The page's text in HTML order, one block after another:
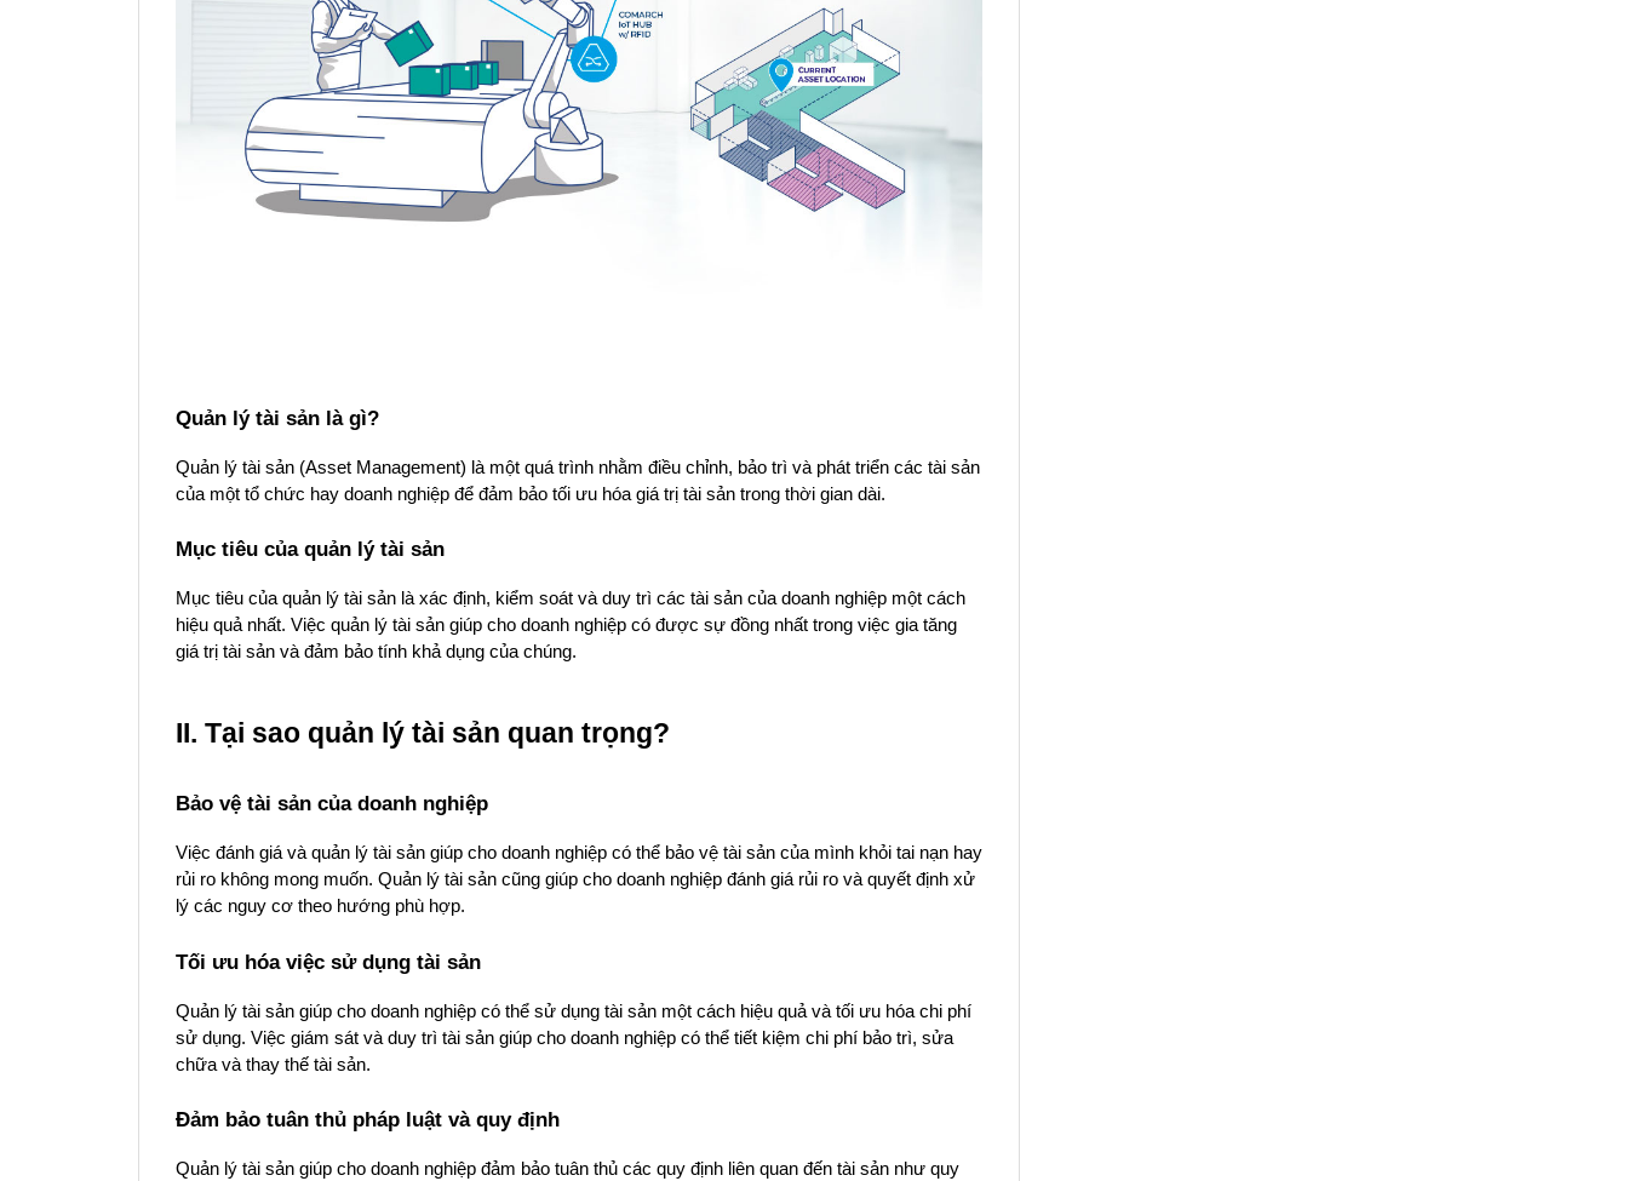
Quản lý tài sản là gì?
Quản lý tài sản (Asset Management) là một quá trình nhằm điều chỉnh, bảo trì và phát triển các tài sản
của một tổ chức hay doanh nghiệp để đảm bảo tối ưu hóa giá trị tài sản trong thời gian dài.
Mục tiêu của quản lý tài sản
Mục tiêu của quản lý tài sản là xác định, kiểm soát và duy trì các tài sản của doanh nghiệp một cách
hiệu quả nhất. Việc quản lý tài sản giúp cho doanh nghiệp có được sự đồng nhất trong việc gia tăng
giá trị tài sản và đảm bảo tính khả dụng của chúng.
II. Tại sao quản lý tài sản quan trọng?
Bảo vệ tài sản của doanh nghiệp
Việc đánh giá và quản lý tài sản giúp cho doanh nghiệp có thể bảo vệ tài sản của mình khỏi tai nạn hay
rủi ro không mong muốn. Quản lý tài sản cũng giúp cho doanh nghiệp đánh giá rủi ro và quyết định xử
lý các nguy cơ theo hướng phù hợp.
Tối ưu hóa việc sử dụng tài sản
Quản lý tài sản giúp cho doanh nghiệp có thể sử dụng tài sản một cách hiệu quả và tối ưu hóa chi phí
sử dụng. Việc giám sát và duy trì tài sản giúp cho doanh nghiệp có thể tiết kiệm chi phí bảo trì, sửa
chữa và thay thế tài sản.
Đảm bảo tuân thủ pháp luật và quy định
Quản lý tài sản giúp cho doanh nghiệp đảm bảo tuân thủ các quy định liên quan đến tài sản như quy